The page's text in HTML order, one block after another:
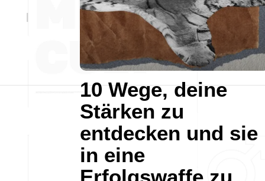
10 Wege, deine
Stärken zu
entdecken und sie
in eine